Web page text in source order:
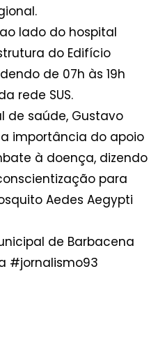
lado do hospital
do Edifício
de 07h às 19h
rede SUS.
de saúde, Gustavo
a importância do apoio
à doença, dizendo
para
Aedes Aegypti
de Barbacena
#jornalismo93